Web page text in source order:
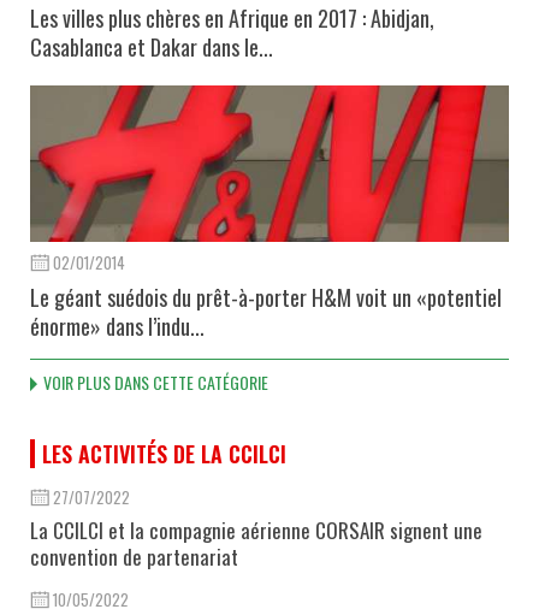
Les villes plus chères en Afrique en 2017 : Abidjan,
Casablanca et Dakar dans le...
02/01/2014
Le géant suédois du prêt-à-porter H&M voit un «potentiel
énorme» dans l’indu...
VOIR PLUS DANS CETTE CATÉGORIE
LES ACTIVITÉS DE LA CCILCI
27/07/2022
La CCILCI et la compagnie aérienne CORSAIR signent une
convention de partenariat
10/05/2022